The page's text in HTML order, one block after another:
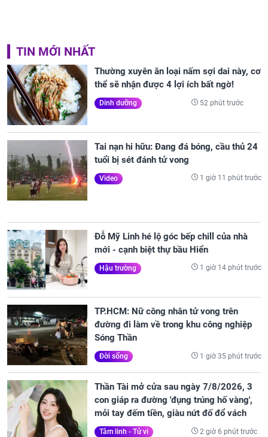
TIN MỚI NHẤT
Thường xuyên ăn loại nấm sợi dai này, cơ
thể sẽ nhận được 4 lợi ích bất ngờ!
Dinh dưỡng 52 phút trước
Tai nạn hi hữu: Đang đá bóng, cầu thủ 24
tuổi bị sét đánh tử vong
Video 1 giờ 11 phút trước
Đỗ Mỹ Linh hé lộ góc bếp chill của nhà
mới - cạnh biệt thự bầu Hiển
Hậu trường 1 giờ 14 phút trước
TP.HCM: Nữ công nhân tử vong trên
đường đi làm về trong khu công nghiệp
Sóng Thần
Đời sống 1 giờ 35 phút trước
Thần Tài mở cửa sau ngày 7/8/2026, 3
con giáp ra đường 'đụng trúng hố vàng',
mỏi tay đếm tiền, giàu nứt đố đổ vách
Tâm linh - Tử vi 2 giờ 6 phút trước